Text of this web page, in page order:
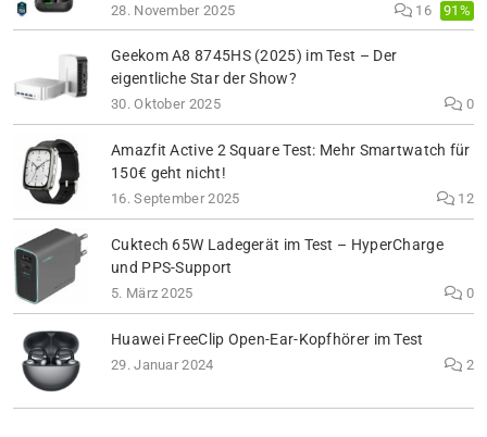
28. November 2025 16 91%
Geekom A8 8745HS (2025) im Test – Der
eigentliche Star der Show?
30. Oktober 2025 0
Amazfit Active 2 Square Test: Mehr Smartwatch für
150€ geht nicht!
16. September 2025 12
Cuktech 65W Ladegerät im Test – HyperCharge
und PPS-Support
5. März 2025 0
Huawei FreeClip Open-Ear-Kopfhörer im Test
29. Januar 2024 2